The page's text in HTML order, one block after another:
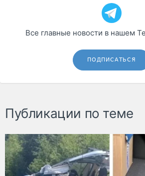
Все главные новости в нашем
ПОДПИСАТЬСЯ
Публикации по теме